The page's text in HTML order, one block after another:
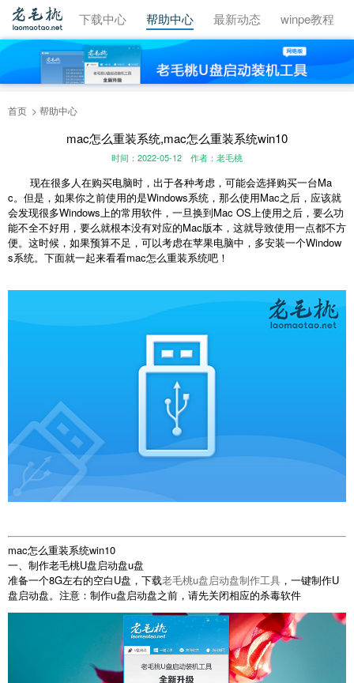
视频教程 下载中心 帮助中心 最新动态 winpe教程
首页 帮助中心
mac怎么重装系统,mac怎么重装系统win10
时间：2022-05-12 作者：老毛桃
现在很多人在购买电脑时，出于各种考虑，可能会选择购买一台Ma
c。但是，如果你之前使用的是Windows系统，那么使用Mac之后，应该就
会发现很多Windows上的常用软件，一旦换到Mac OS上使用之后，要么功
能不全不好用，要么就根本没有对应的Mac版本，这就导致使用一点都不方
便。这时候，如果预算不足，可以考虑在苹果电脑中，多安装一个Window
s系统。下面就一起来看看mac怎么重装系统吧！
mac怎么重装系统win10
一、制作老毛桃U盘启动盘u盘
准备一个8G左右的空白U盘，下载老毛桃u盘启动盘制作工具 ，一键制作U
盘启动盘。注意：制作u盘启动盘之前，请先关闭相应的杀毒软件